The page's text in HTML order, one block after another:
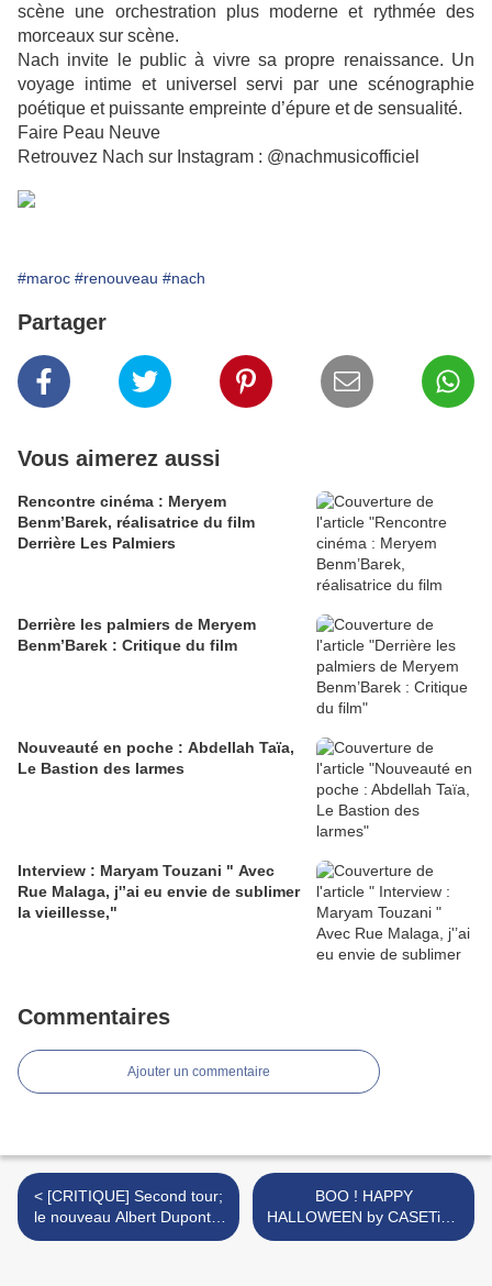
scène une orchestration plus moderne et rythmée des
morceaux sur scène.
Nach invite le public à vivre sa propre renaissance. Un
voyage intime et universel servi par une scénographie
poétique et puissante empreinte d’épure et de sensualité.
Faire Peau Neuve
Retrouvez Nach sur Instagram : @nachmusicofficiel
#maroc #renouveau #nach
Partager
Vous aimerez aussi
Rencontre cinéma : Meryem
Benm’Barek, réalisatrice du film
Derrière Les Palmiers
Derrière les palmiers de Meryem
Benm’Barek : Critique du film
Nouveauté en poche : Abdellah Taïa,
Le Bastion des larmes
Interview : Maryam Touzani " Avec
Rue Malaga, j'’ai eu envie de sublimer
la vieillesse,"
Commentaires
Ajouter un commentaire
< [CRITIQUE] Second tour;
le nouveau Albert Dupontel
vaut vraiment le coup!
BOO ! HAPPY
HALLOWEEN by CASETiFY
>